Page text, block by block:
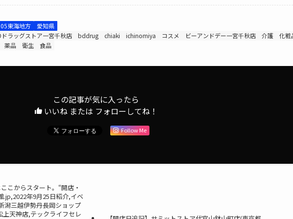
05東海地方
愛知県
ラッグストア一宮千秋店 bddrug chiaki ichinomiya コスメ ビーアンドデー一宮千秋店 介護
化粧
薬品 衛生 食品
この記事が気に入ったら
いいね または フォローしてね！
Follow Me
こからスタート。“開店・
.jp,2022年9月25日紹介,イベ
潟三越伊勢丹長岡ショップ
天神店,テックライフセレ